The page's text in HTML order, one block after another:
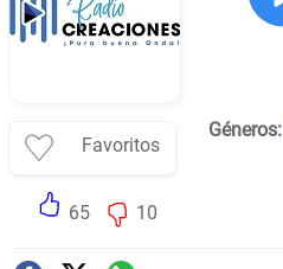
Favoritos
65 10
Géneros: